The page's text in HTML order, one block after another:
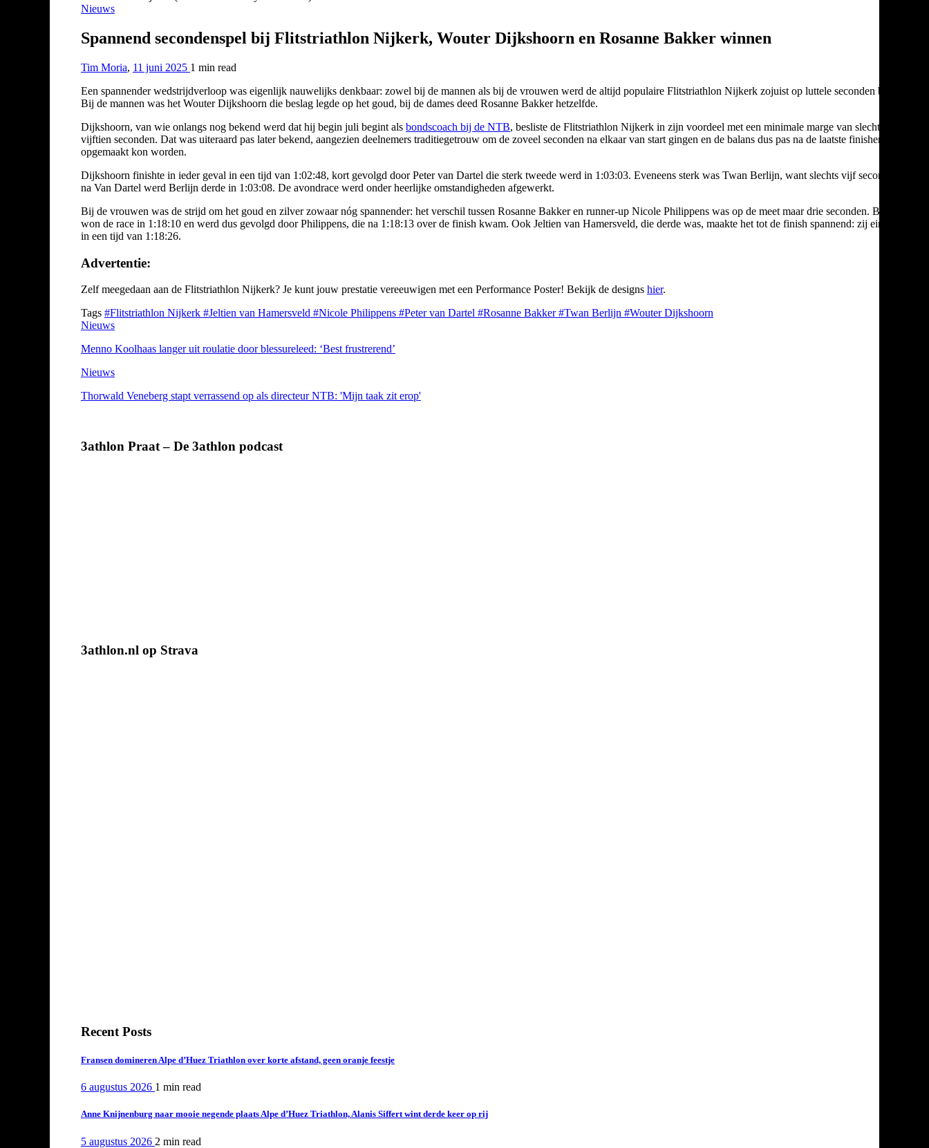
Nieuws
Spannend secondenspel bij Flitstriathlon Nijkerk, Wouter Dijkshoorn en Rosanne Bakker winnen
Tim Moria, 11 juni 2025 1 min read
Een spannender wedstrijdverloop was eigenlijk nauwelijks denkbaar: zowel bij de mannen als bij de vrouwen werd de altijd populaire Flitstriathlon Nijkerk zojuist op luttele seconden beslist.
Bij de mannen was het Wouter Dijkshoorn die beslag legde op het goud, bij de dames deed Rosanne Bakker hetzelfde.
Dijkshoorn, van wie onlangs nog bekend werd dat hij begin juli begint als bondscoach bij de NTB, besliste de Flitstriathlon Nijkerk in zijn voordeel met een minimale marge van slechts
vijftien seconden. Dat was uiteraard pas later bekend, aangezien deelnemers traditiegetrouw om de zoveel seconden na elkaar van start gingen en de balans dus pas na de laatste finisher
opgemaakt kon worden.
Dijkshoorn finishte in ieder geval in een tijd van 1:02:48, kort gevolgd door Peter van Dartel die sterk tweede werd in 1:03:03. Eveneens sterk was Twan Berlijn, want slechts vijf seconden
na Van Dartel werd Berlijn derde in 1:03:08. De avondrace werd onder heerlijke omstandigheden afgewerkt.
Bij de vrouwen was de strijd om het goud en zilver zowaar nóg spannender: het verschil tussen Rosanne Bakker en runner-up Nicole Philippens was op de meet maar drie seconden. Bakker
won de race in 1:18:10 en werd dus gevolgd door Philippens, die na 1:18:13 over de finish kwam. Ook Jeltien van Hamersveld, die derde was, maakte het tot de finish spannend: zij eindigde
in een tijd van 1:18:26.
Advertentie:
Zelf meegedaan aan de Flitstriathlon Nijkerk? Je kunt jouw prestatie vereeuwigen met een Performance Poster! Bekijk de designs hier.
Tags #Flitstriathlon Nijkerk #Jeltien van Hamersveld #Nicole Philippens #Peter van Dartel #Rosanne Bakker#Twan Berlijn #Wouter Dijkshoorn
Nieuws
Menno Koolhaas langer uit roulatie door blessureleed: ‘Best frustrerend’
Nieuws
Thorwald Veneberg stapt verrassend op als directeur NTB: 'Mijn taak zit erop'
3athlon Praat – De 3athlon podcast
3athlon.nl op Strava
Recent Posts
Fransen domineren Alpe d’Huez Triathlon over korte afstand, geen oranje feestje
6 augustus 2026 1 min read
Anne Knijnenburg naar mooie negende plaats Alpe d’Huez Triathlon, Alanis Siffert wint derde keer op rij
5 augustus 2026 2 min read